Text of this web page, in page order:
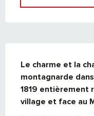
Le charme et la
montagnarde
1819 entièrement
village et face au